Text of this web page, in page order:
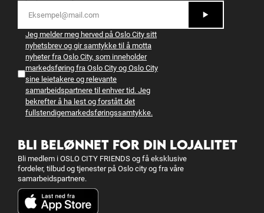
Jeg melder meg herved på Oslo City sitt
nyhetsbrev og gir samtykke til å motta
nyheter fra Oslo City, som inneholder
markedsføring fra Oslo City og Oslo City
sine leietakere og relevante
samarbeidspartnere til enhver tid. Jeg
bekrefter å ha lest og forstått det
fullstendigemarkedsføringssamtykke.
BLI BELØNNET FOR DIN LOJALITET
Bli medlem i OSLO CITY FRIENDS og få eksklusive
fordeler, tilbud og tjenester på Oslo city og fra våre
samarbeidspartnere.